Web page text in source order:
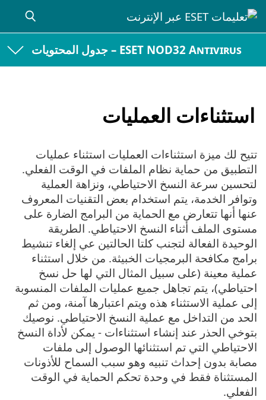
ESET NOD32 Antivirus – جدول المحتويات
استثناءات العمليات
تتيح لك ميزة استثناءات العمليات استثناء عمليات
التطبيق من حماية نظام الملفات في الوقت الفعلي.
لتحسين سرعة النسخ الاحتياطي، ونزاهة العملية
وتوافر الخدمة، يتم استخدام بعض التقنيات المعروف
عنها أنها تتعارض مع الحماية من البرامج الضارة على
مستوى الملف أثناء النسخ الاحتياطي. الطريقة
الوحيدة الفعالة لتجنب كلتا الحالتين عي إلغاء تنشيط
برامج مكافحة البرمجيات الخبيثة. من خلال استثناء
عملية معينة (على سبيل المثال التي لها حل نسخ
احتياطي)، يتم تجاهل جميع عمليات الملفات المنسوبة
إلى عملية الاستثناء هذه ويتم اعتبارها آمنة، ومن ثم
الحد من التداخل مع عملية النسخ الاحتياطي. نوصيك
بتوخي الحذر عند إنشاء استثناءات - يمكن لأداة النسخ
الاحتياطي التي تم استثنائها الوصول إلى ملفات
مصابة بدون إحداث تنبيه وهو سبب السماح للأذونات
المستثناة فقط في وحدة تحكم الحماية في الوقت
الفعلي.